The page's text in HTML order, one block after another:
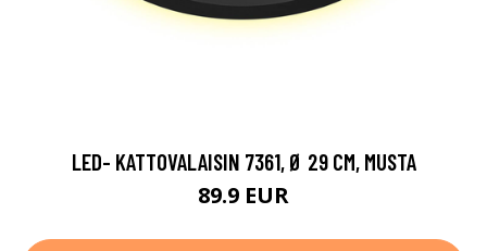
LED- KATTOVALAISIN 7361, Ø 29 CM, MUSTA
89.9 EUR